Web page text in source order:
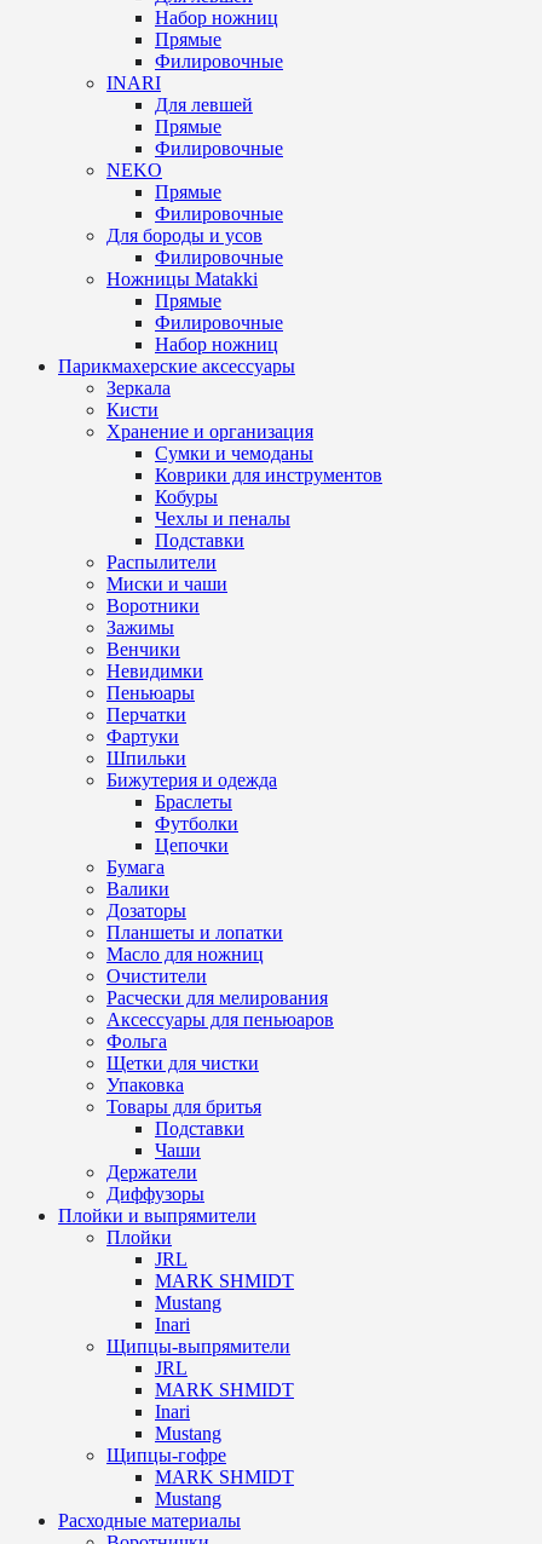
Набор ножниц
Прямые
Филировочные
INARI
Для левшей
Прямые
Филировочные
NEKO
Прямые
Филировочные
Для бороды и усов
Филировочные
Ножницы Matakki
Прямые
Филировочные
Набор ножниц
Парикмахерские аксессуары
Зеркала
Кисти
Хранение и организация
Сумки и чемоданы
Коврики для инструментов
Кобуры
Чехлы и пеналы
Подставки
Распылители
Миски и чаши
Воротники
Зажимы
Венчики
Невидимки
Пеньюары
Перчатки
Фартуки
Шпильки
Бижутерия и одежда
Браслеты
Футболки
Цепочки
Бумага
Валики
Дозаторы
Планшеты и лопатки
Масло для ножниц
Очистители
Расчески для мелирования
Аксессуары для пеньюаров
Фольга
Щетки для чистки
Упаковка
Товары для бритья
Подставки
Чаши
Держатели
Диффузоры
Плойки и выпрямители
Плойки
JRL
MARK SHMIDT
Mustang
Inari
Щипцы-выпрямители
JRL
MARK SHMIDT
Inari
Mustang
Щипцы-гофре
MARK SHMIDT
Mustang
Расходные материалы